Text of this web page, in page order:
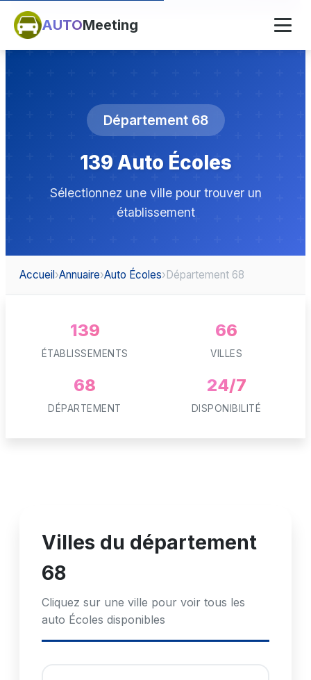
AUTOMeeting
Département 68
139 Auto Écoles
Sélectionnez une ville pour trouver un
établissement
Accueil›Annuaire›Auto Écoles›Département 68
139
ÉTABLISSEMENTS
66
VILLES
68
DÉPARTEMENT
24/7
DISPONIBILITÉ
Villes du département
68
Cliquez sur une ville pour voir tous les
auto Écoles disponibles